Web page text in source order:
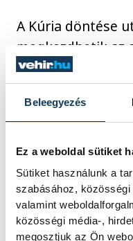
Beleegyezés
Ez a weboldal sütiket
Sütiket használunk a
szabásához,
valamint
közösségi média-,
megosztjuk az Ön
A Kúria döntése
megkezdhetik az
120 nap áll
kérdésből
népszavazás
ez sikerül, és az
hatóság
kötelező lesz
választásokat
meghatározzák a